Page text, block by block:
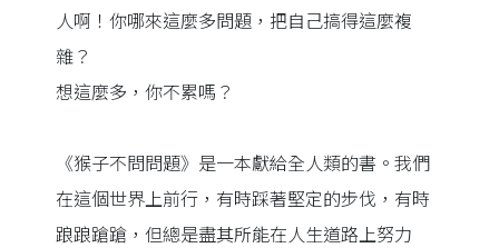
人啊！你哪來這麼多問題，把自己搞得這麼複
雜？
想這麼多，你不累嗎？
《猴子不問問題》是一本獻給全人類的書。我們
在這個世界上前行，有時踩著堅定的步伐，有時
踉踉蹌蹌，但總是盡其所能在人生道路上努力